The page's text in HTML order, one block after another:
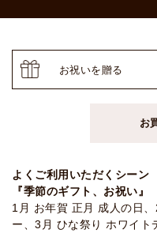
お祝いを贈る
お
よくご利用いただくシーン
『季節のギフト、お祝い』
1月 お年賀 正月 成人の日
ー、3月 ひな祭り ホワイ